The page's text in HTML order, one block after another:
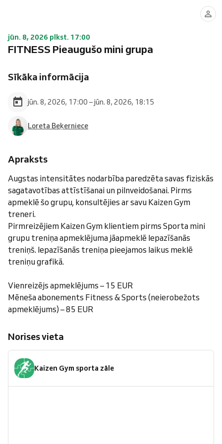
jūn. 8, 2026 plkst. 17:00
FITNESS Pieaugušo mini grupa
Sīkāka informācija
jūn. 8, 2026, 17:00 – jūn. 8, 2026, 18:15
Loreta Beķerniece
Apraksts
Augstas intensitātes nodarbība paredzēta savas fiziskās
sagatavotības attīstīšanai un pilnveidošanai. Pirms
apmeklē šo grupu, konsultējies ar savu Kaizen Gym
treneri.
Pirmreizējiem Kaizen Gym klientiem pirms Sporta mini
grupu treniņa apmeklējuma jāapmeklē Iepazīšanās
treniņš. Iepazīšanās treniņa pieejamos laikus meklē
treniņu grafikā.
Vienreizējs apmeklējums – 15 EUR
Mēneša abonements Fitness & Sports (neierobežots
apmeklējums) – 85 EUR
Norises vieta
Kaizen Gym sporta zāle